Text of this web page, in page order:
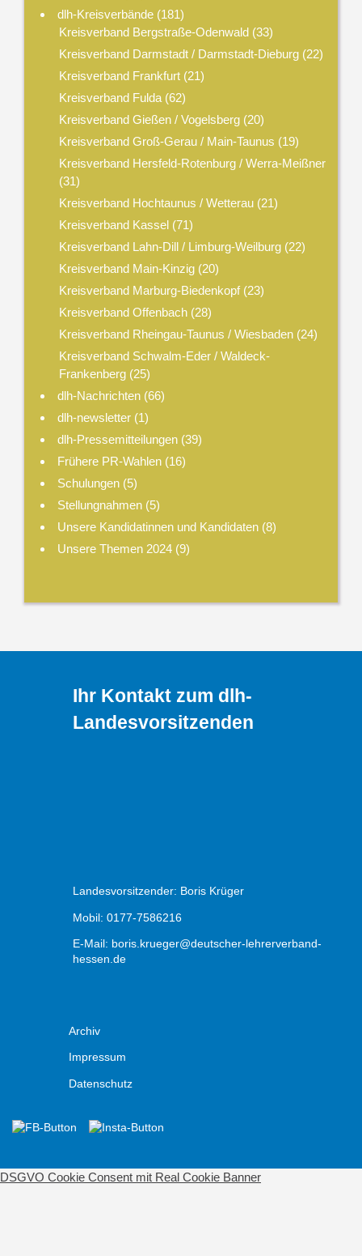
dlh-Kreisverbände (181)
Kreisverband Bergstraße-Odenwald(33)
Kreisverband Darmstadt / Darmstadt-Dieburg(22)
Kreisverband Frankfurt(21)
Kreisverband Fulda(62)
Kreisverband Gießen / Vogelsberg(20)
Kreisverband Groß-Gerau / Main-Taunus (19)
Kreisverband Hersfeld-Rotenburg / Werra-Meißner
(31)
Kreisverband Hochtaunus / Wetterau(21)
Kreisverband Kassel(71)
Kreisverband Lahn-Dill / Limburg-Weilburg(22)
Kreisverband Main-Kinzig(20)
Kreisverband Marburg-Biedenkopf(23)
Kreisverband Offenbach(28)
Kreisverband Rheingau-Taunus / Wiesbaden(24)
Kreisverband Schwalm-Eder / Waldeck-
Frankenberg(25)
dlh-Nachrichten (66)
dlh-newsletter (1)
dlh-Pressemitteilungen (39)
Frühere PR-Wahlen (16)
Schulungen (5)
Stellungnahmen (5)
Unsere Kandidatinnen und Kandidaten (8)
Unsere Themen 2024 (9)
Ihr Kontakt zum dlh-
Landesvorsitzenden
Landesvorsitzender: Boris Krüger
Mobil: 0177-7586216
E-Mail: boris.krueger@deutscher-lehrerverband-
hessen.de
Archiv
Impressum
Datenschutz
DSGVO Cookie Consent mit Real Cookie Banner